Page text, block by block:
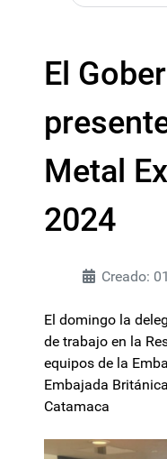
El
Metal
2024
Creado:
El domingo la
de trabajo en la
equipos de la
Embajada
Catamaca